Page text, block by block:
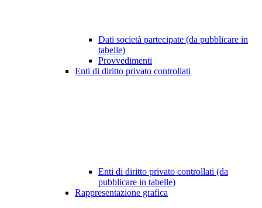
Dati società partecipate (da pubblicare in
tabelle)
Provvedimenti
Enti di diritto privato controllati
Enti di diritto privato controllati (da
pubblicare in tabelle)
Rappresentazione grafica